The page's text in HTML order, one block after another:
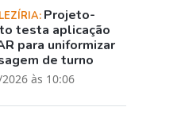
Projeto-
testa aplicação
para uniformizar
de turno
às 10:06